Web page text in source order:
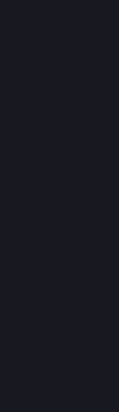
wichtig
man könnte